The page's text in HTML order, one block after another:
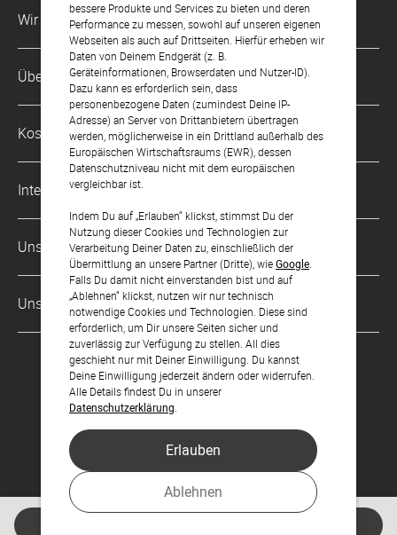
bessere Produkte und Services zu bieten und deren
Performance zu messen, sowohl auf unseren eigenen
Webseiten als auch auf Drittseiten. Hierfür erheben wir
Daten von Deinem Endgerät (z. B.
Geräteinformationen, Browserdaten und Nutzer-ID).
Dazu kann es erforderlich sein, dass
personenbezogene Daten (zumindest Deine IP-
Adresse) an Server von Drittanbietern übertragen
werden, möglicherweise in ein Drittland außerhalb des
Europäischen Wirtschaftsraums (EWR), dessen
Datenschutzniveau nicht mit dem europäischen
vergleichbar ist.
Indem Du auf „Erlauben“ klickst, stimmst Du der
Nutzung dieser Cookies und Technologien zur
Verarbeitung Deiner Daten zu, einschließlich der
Übermittlung an unsere Partner (Dritte), wieGoogle
Falls Du damit nicht einverstanden bist und auf
„Ablehnen“ klickst, nutzen wir nur technisch
notwendige Cookies und Technologien. Diese sind
erforderlich, um Dir unsere Seiten sicher und
zuverlässig zur Verfügung zu stellen. All dies
geschieht nur mit Deiner Einwilligung. Du kannst
Deine Einwilligung jederzeit ändern oder widerrufen.
Alle Details findest Du in unserer
Datenschutzerklärung
Ablehnen
Erlauben
Wir sind für Dich da
Kundenservice-Hotline
0049 221 956 725 10
Mo. - Fr. von 9 bis 17 Uhr
kontakt@sendmoments.ch
Über Uns
Philosophie
Karriere
Impressum
AGB & Widerrufsrecht
Zahlung & Versand
Datenschutz
LLM's
Kostenlose Services
Musterkarten
Digitale Fotoalben
Digitale Gästelisten
FAQ & Hilfe
International
Deutschland
Österreich
Frankreich
Unsere Zahlungsarten
Unsere Partner
Feier den Moment.